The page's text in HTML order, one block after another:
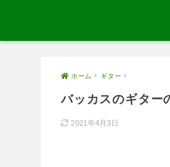
ホーム ギター
バッカスのギター
2021年4月3日